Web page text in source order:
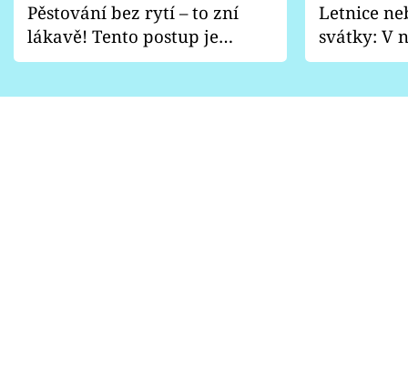
Pěstování bez rytí – to zní
lákavě! Tento postup je
vhodný jen pro některé
Letnice
svátky: V
pondělí